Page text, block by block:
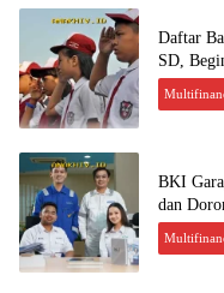
Daftar
SD,
BKI
dan